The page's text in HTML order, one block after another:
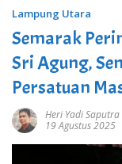
Lampung Utara
Semarak
Sri Agung,
Persatuan
Heri Yadi Saputra
19 Agustus 2025